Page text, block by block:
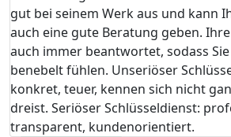
gut bei seinem Werk aus und kann
auch eine gute Beratung geben.
auch immer beantwortet, sodass
benebelt fühlen. Unseriöser
konkret, teuer, kennen sich nicht
dreist. Seriöser Schlüsseldienst:
transparent, kundenorientiert.